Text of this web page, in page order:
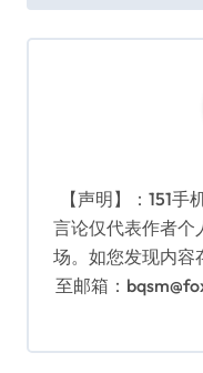
导
航
【声明】：151
言论仅代表作者个
场。如您发现内容
至邮箱：